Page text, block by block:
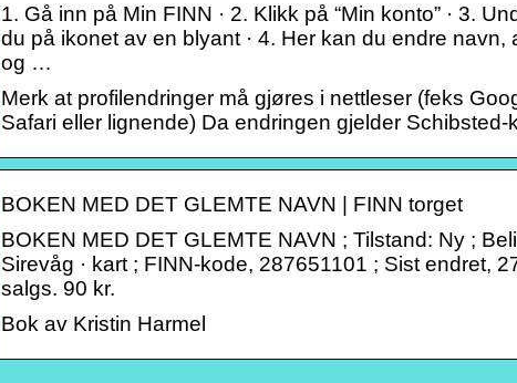
1. Gå inn på Min FINN · 2. Klikk på “Min konto” · 3.
du på ikonet av en blyant · 4. Her kan du endre navn,
og …
Merk at profilendringer må gjøres i nettleser (feks
Safari eller lignende) Da endringen gjelder
BOKEN MED DET GLEMTE NAVN | FINN torget
BOKEN MED DET GLEMTE NAVN ; Tilstand: Ny ;
Sirevåg · kart ; FINN-kode, 287651101 ; Sist endret,
salgs. 90 kr.
Bok av Kristin Harmel